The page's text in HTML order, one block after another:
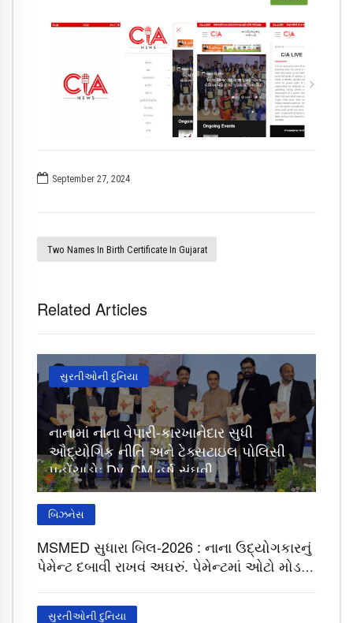
September 27, 2024
Two Names In Birth Certificate In Gujarat
Related Articles
સુરતીઓની દુનિયા
નાનામાં નાના વેપારી-કારખાનેદાર સુધી
ઔદ્યોગિક નીતિ અને ટેક્સટાઇલ પોલિસી
પહોંચાડોઃ Dy. CM હર્ષ સંઘવી
બિઝનેસ
MSMED સુધારા બિલ-2026 : નાના ઉદ્યોગકારનું
પેમેન્ટ દબાવી રાખવું અઘરું, પેમેન્ટમાં ઓટો મોડ
સુરતીઓની દુનિયા